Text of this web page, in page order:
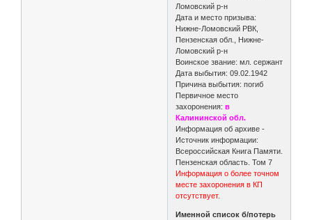
Ломовский р-н
Дата и место призыва:
Нижне-Ломовский РВК,
Пензенская обл., Нижне-
Ломовский р-н
Воинское звание: мл. сержант
Дата выбытия: 09.02.1942
Причина выбытия: погиб
Первичное место
захоронения: в
Калининской обл.
Информация об архиве -
Источник информации:
Всероссийская Книга Памяти.
Пензенская область. Том 7
Информация о более точном
месте захоронения в КП
отсутствует.
Именной список б/потерь